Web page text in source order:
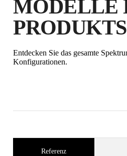
FÜR
MODELLE
PRODUKTS
Entdecken Sie das gesamte
Konfigurationen.
Referenz